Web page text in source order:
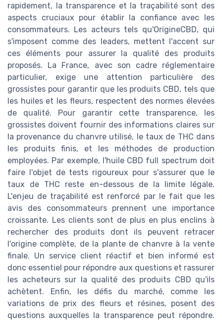
rapidement, la transparence et la traçabilité sont des
aspects cruciaux pour établir la confiance avec les
consommateurs. Les acteurs tels qu'OrigineCBD, qui
s'imposent comme des leaders, mettent l'accent sur
ces éléments pour assurer la qualité des produits
proposés. La France, avec son cadre réglementaire
particulier, exige une attention particulière des
grossistes pour garantir que les produits CBD, tels que
les huiles et les fleurs, respectent des normes élevées
de qualité. Pour garantir cette transparence, les
grossistes doivent fournir des informations claires sur
la provenance du chanvre utilisé, le taux de THC dans
les produits finis, et les méthodes de production
employées. Par exemple, l'huile CBD full spectrum doit
faire l'objet de tests rigoureux pour s'assurer que le
taux de THC reste en-dessous de la limite légale.
L'enjeu de traçabilité est renforcé par le fait que les
avis des consommateurs prennent une importance
croissante. Les clients sont de plus en plus enclins à
rechercher des produits dont ils peuvent retracer
l'origine complète, de la plante de chanvre à la vente
finale. Un service client réactif et bien informé est
donc essentiel pour répondre aux questions et rassurer
les acheteurs sur la qualité des produits CBD qu'ils
achètent. Enfin, les défis du marché, comme les
variations de prix des fleurs et résines, posent des
questions auxquelles la transparence peut répondre.